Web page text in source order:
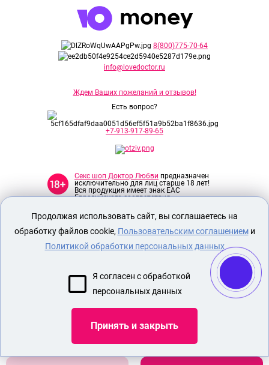
8(800)775-70-64
info@lovedoctor.ru
Ждем Ваших пожеланий и отзывов!
Есть вопрос?
+7-913-917-89-65
Секс шоп Доктор Любви предназначен
исключительно для лиц старше 18 лет!
Вся продукция имеет знак EAC
Евразийского соответствия.
О МАГАЗИНЕ
ОПЛАТА И ДОСТАВКА
ЭРОТИЧЕСКОЕ БЕЛЬЕ
Продолжая использовать сайт, вы соглашаетесь на
обработку файлов cookie, Пользовательским соглашениеми
Политикой обработки персональных данных
Я согласен с обработкой
персональных данных
Принять и закрыть